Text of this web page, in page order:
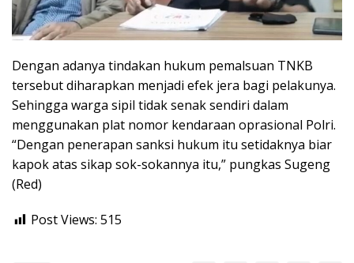
Dengan adanya tindakan hukum pemalsuan TNKB
tersebut diharapkan menjadi efek jera bagi pelakunya.
Sehingga warga sipil tidak senak sendiri dalam
menggunakan plat nomor kendaraan oprasional Polri.
“Dengan penerapan sanksi hukum itu setidaknya biar
kapok atas sikap sok-sokannya itu,” pungkas Sugeng
(Red)
Post Views: 515